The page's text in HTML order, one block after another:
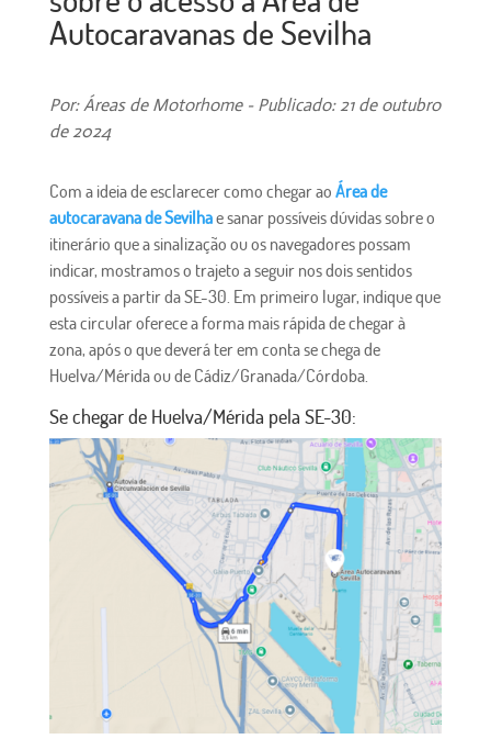
Autocaravanas de Sevilha
Por: Áreas de Motorhome - Publicado: 21 de outubro
de 2024
Com a ideia de esclarecer como chegar ao Área de
autocaravana de Sevilhae sanar possíveis dúvidas sobre o
itinerário que a sinalização ou os navegadores possam
indicar, mostramos o trajeto a seguir nos dois sentidos
possíveis a partir da SE-30. Em primeiro lugar, indique que
esta circular oferece a forma mais rápida de chegar à
zona, após o que deverá ter em conta se chega de
Huelva/Mérida ou de Cádiz/Granada/Córdoba.
Se chegar de Huelva/Mérida pela SE-30: